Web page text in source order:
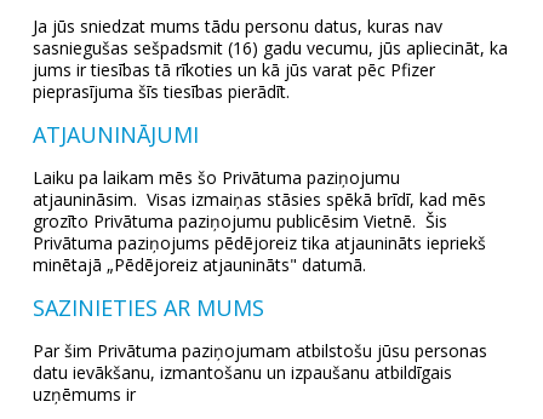
Ja jūs sniedzat mums tādu personu datus, kuras nav
sasniegušas sešpadsmit (16) gadu vecumu, jūs apliecināt, ka
jums ir tiesības tā rīkoties un kā jūs varat pēc Pfizer
pieprasījuma šīs tiesības pierādīt.
ATJAUNINĀJUMI
Laiku pa laikam mēs šo Privātuma paziņojumu
atjaunināsim. Visas izmaiņas stāsies spēkā brīdī, kad mēs
grozīto Privātuma paziņojumu publicēsim Vietnē. Šis
Privātuma paziņojums pēdējoreiz tika atjaunināts iepriekš
minētajā „Pēdējoreiz atjaunināts" datumā.
SAZINIETIES AR MUMS
Par šim Privātuma paziņojumam atbilstošu jūsu personas
datu ievākšanu, izmantošanu un izpaušanu atbildīgais
uzņēmums ir